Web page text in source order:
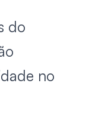
do
no